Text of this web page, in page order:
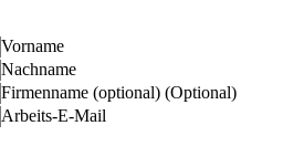
Vorname
Nachname
Firmenname (optional) (Optional)
Arbeits-E-Mail